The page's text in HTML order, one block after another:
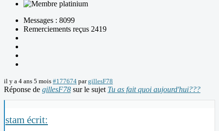
Messages : 8099
Remerciements reçus 2419
il y a 4 ans 5 mois #177674 pargillesF78
Réponse de gillesF78 sur le sujet Tu as fait quoi aujourd'hui???
stam écrit: